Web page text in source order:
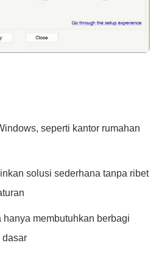
seperti kantor rumahan
solusi sederhana tanpa ribet
hanya membutuhkan berbagi
dasar